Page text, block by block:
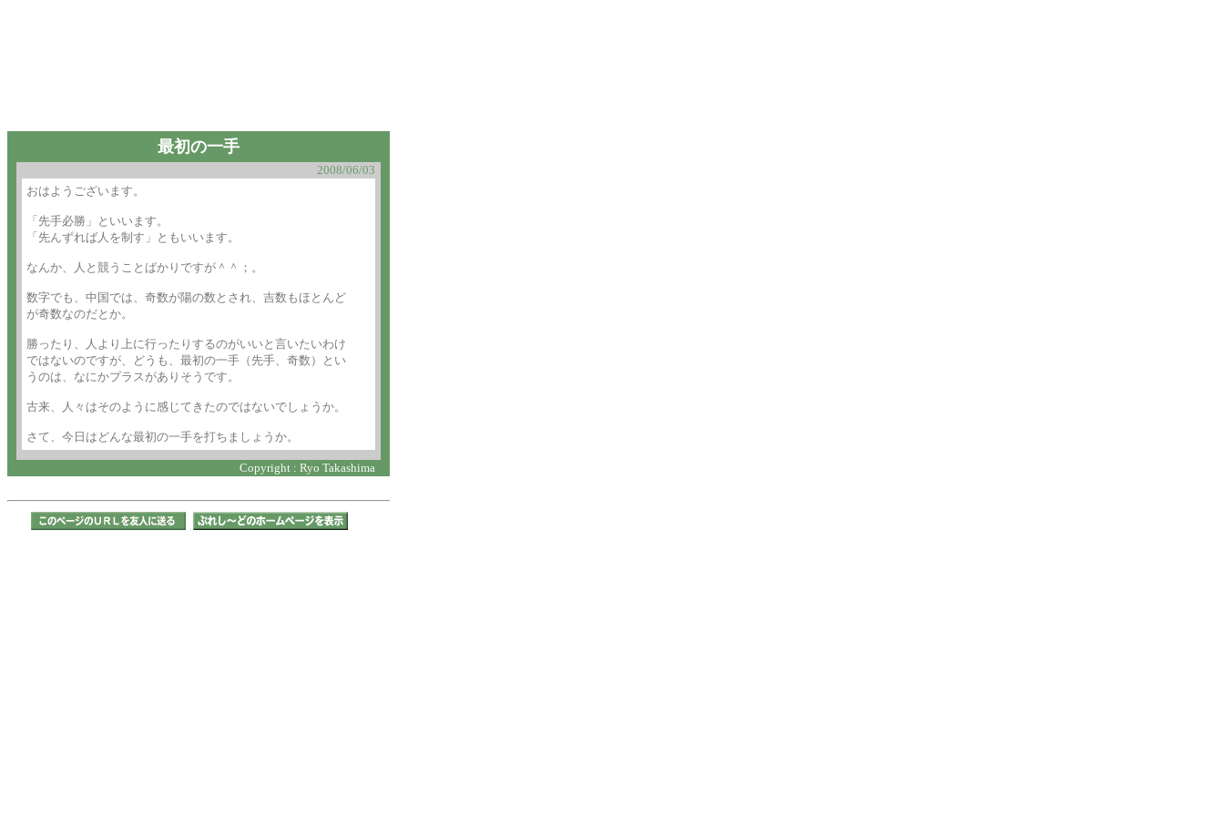
最初の一手
2008/06/03
おはようございます。
「先手必勝」といいます。
「先んずれば人を制す」ともいいます。
なんか、人と競うことばかりですが＾＾；。
数字でも、中国では、奇数が陽の数とされ、吉数もほとんど
が奇数なのだとか。
勝ったり、人より上に行ったりするのがいいと言いたいわけ
ではないのですが、どうも、最初の一手（先手、奇数）とい
うのは、なにかプラスがありそうです。
古来、人々はそのように感じてきたのではないでしょうか。
さて、今日はどんな最初の一手を打ちましょうか。
Copyright : Ryo Takashima